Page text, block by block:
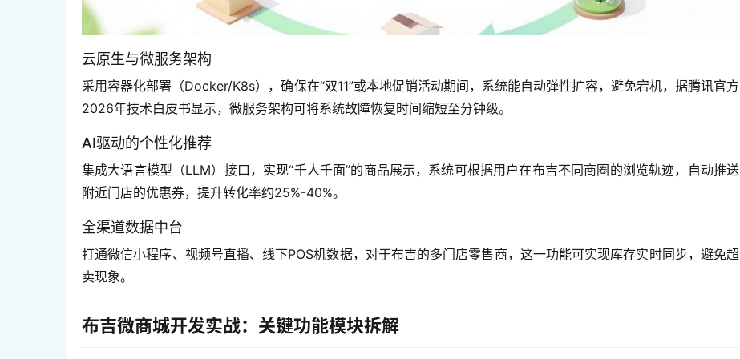
云原生与微服务架构
采用容器化部署（Docker/K8s），确保在“双11”或本地促销活动期间，系统能自动弹性扩容，避免宕机，据腾讯官方
2026年技术白皮书显示，微服务架构可将系统故障恢复时间缩短至分钟级。
AI驱动的个性化推荐
集成大语言模型（LLM）接口，实现“千人千面”的商品展示，系统可根据用户在布吉不同商圈的浏览轨迹，自动推送
附近门店的优惠券，提升转化率约25%-40%。
全渠道数据中台
打通微信小程序、视频号直播、线下POS机数据，对于布吉的多门店零售商，这一功能可实现库存实时同步，避免超
卖现象。
布吉微商城开发实战：关键功能模块拆解